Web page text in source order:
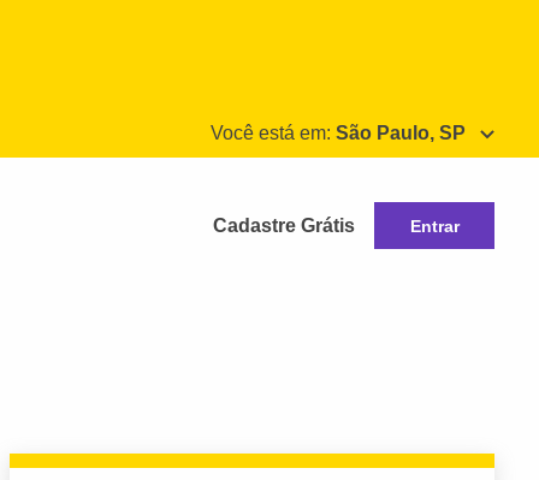
Você está em: São Paulo, SP
Cadastre Grátis Entrar